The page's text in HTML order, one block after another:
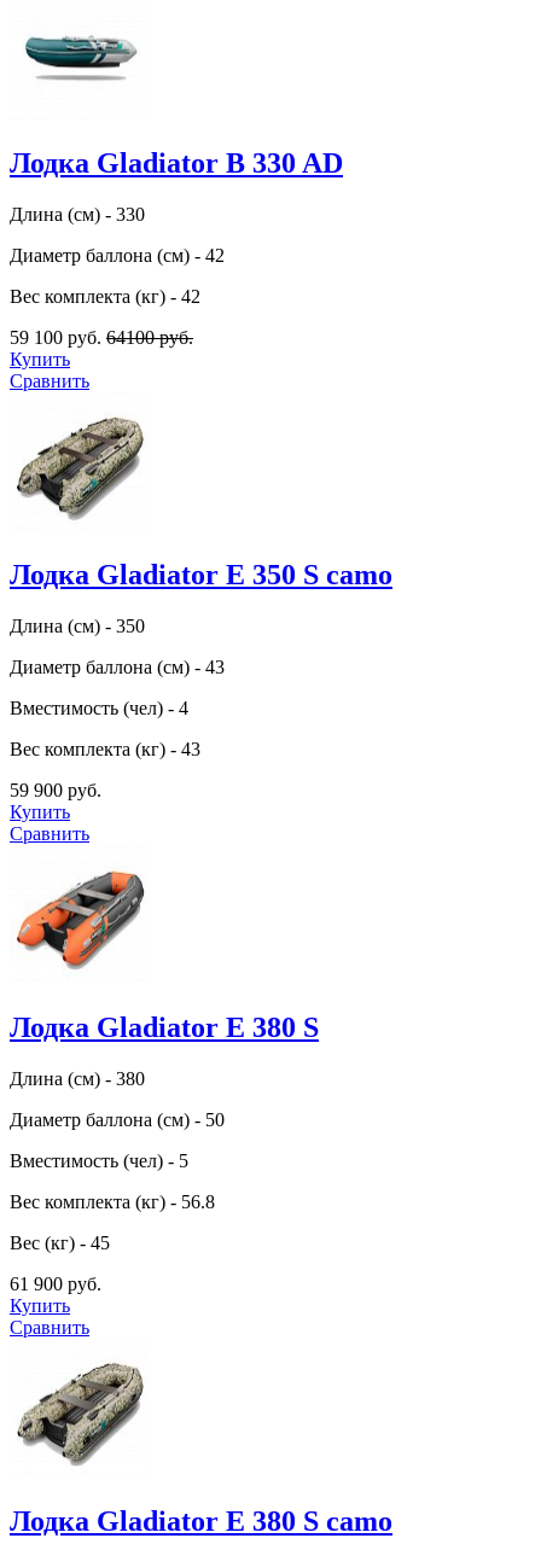
Лодка Gladiator B 330 AD
Длина (см) - 330
Диаметр баллона (см) - 42
Вес комплекта (кг) - 42
59 100 руб. 64100 руб.
Купить
Сравнить
Лодка Gladiator E 350 S camo
Длина (см) - 350
Диаметр баллона (см) - 43
Вместимость (чел) - 4
Вес комплекта (кг) - 43
59 900 руб.
Купить
Сравнить
Лодка Gladiator E 380 S
Длина (см) - 380
Диаметр баллона (см) - 50
Вместимость (чел) - 5
Вес комплекта (кг) - 56.8
Вес (кг) - 45
61 900 руб.
Купить
Сравнить
Лодка Gladiator E 380 S camo